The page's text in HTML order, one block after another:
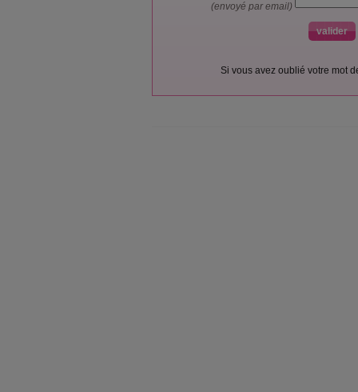
(envoyé par email)
Si vous avez oublié votre mot